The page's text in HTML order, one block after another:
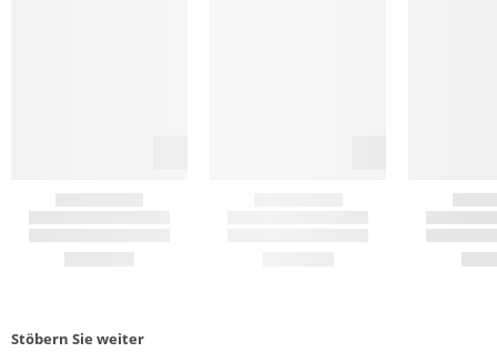
Stöbern Sie weiter